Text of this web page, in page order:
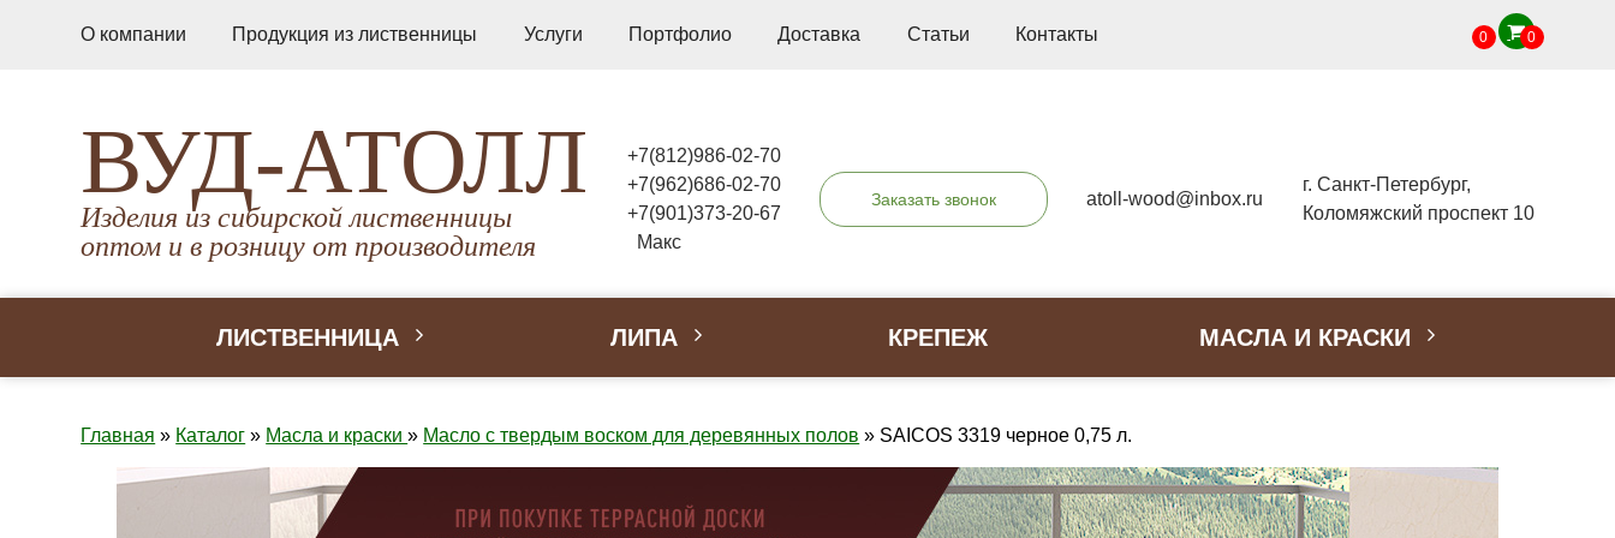
О компании Продукция из лиственницы Услуги Портфолио Доставка Статьи Контакты 0 0
ВУД-АТОЛЛ
Изделия из сибирской лиственницы
оптом и в розницу от производителя
+7(812)986-02-70
+7(962)686-02-70
+7(901)373-20-67
Макс
Заказать звонок atoll-wood@inbox.ru
г. Санкт-Петербург,
Коломяжский проспект 10
ЛИСТВЕННИЦА ЛИПА КРЕПЕЖ МАСЛА И КРАСКИ
Главная » Каталог » Масла и краски» Масло с твердым воском для деревянных полов » SAICOS 3319 черное 0,75 л.